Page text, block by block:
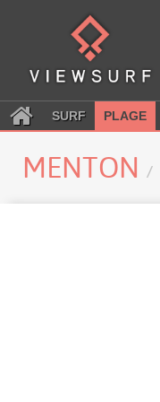
SURF PLAGE
MENTON